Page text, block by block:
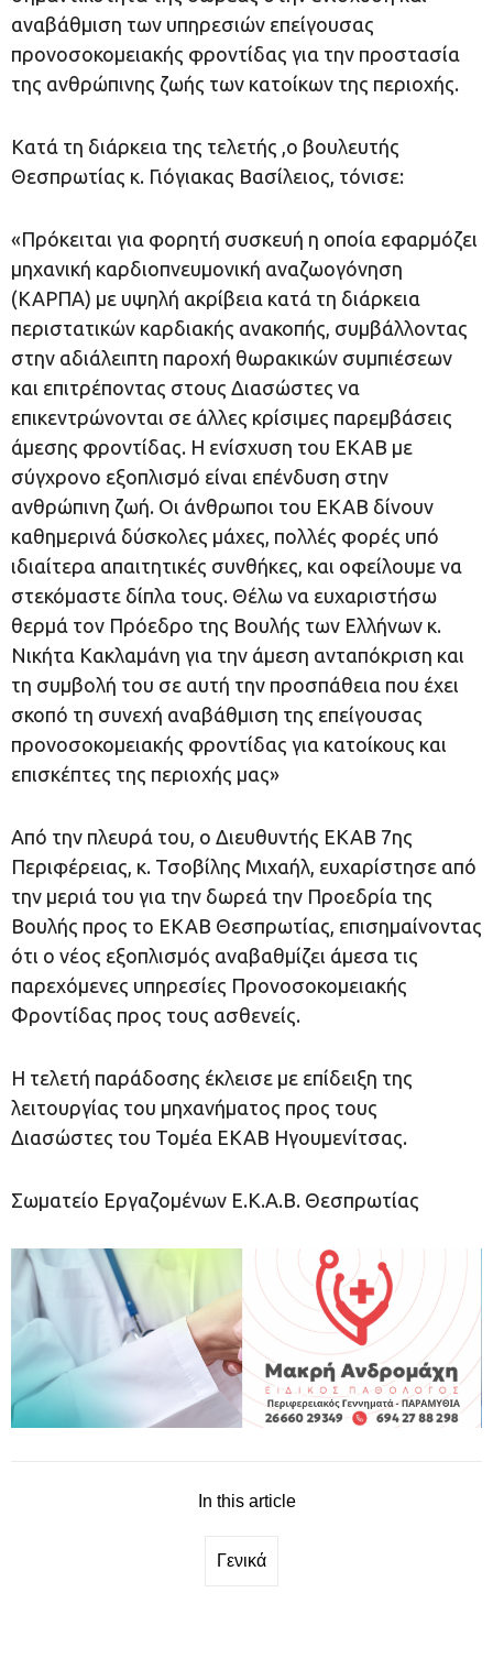
αναβάθμιση των υπηρεσιών επείγουσας
προνοσοκομειακής φροντίδας για την προστασία
της ανθρώπινης ζωής των κατοίκων της περιοχής.
Κατά τη διάρκεια της τελετής ,ο βουλευτής
Θεσπρωτίας κ. Γιόγιακας Βασίλειος, τόνισε:
«Πρόκειται για φορητή συσκευή η οποία εφαρμόζει
μηχανική καρδιοπνευμονική αναζωογόνηση
(ΚΑΡΠΑ) με υψηλή ακρίβεια κατά τη διάρκεια
περιστατικών καρδιακής ανακοπής, συμβάλλοντας
στην αδιάλειπτη παροχή θωρακικών συμπιέσεων
και επιτρέποντας στους Διασώστες να
επικεντρώνονται σε άλλες κρίσιμες παρεμβάσεις
άμεσης φροντίδας. Η ενίσχυση του ΕΚΑΒ με
σύγχρονο εξοπλισμό είναι επένδυση στην
ανθρώπινη ζωή. Οι άνθρωποι του ΕΚΑΒ δίνουν
καθημερινά δύσκολες μάχες, πολλές φορές υπό
ιδιαίτερα απαιτητικές συνθήκες, και οφείλουμε να
στεκόμαστε δίπλα τους. Θέλω να ευχαριστήσω
θερμά τον Πρόεδρο της Βουλής των Ελλήνων κ.
Νικήτα Κακλαμάνη για την άμεση ανταπόκριση και
τη συμβολή του σε αυτή την προσπάθεια που έχει
σκοπό τη συνεχή αναβάθμιση της επείγουσας
προνοσοκομειακής φροντίδας για κατοίκους και
επισκέπτες της περιοχής μας»
Από την πλευρά του, ο Διευθυντής ΕΚΑΒ 7ης
Περιφέρειας, κ. Τσοβίλης Μιχαήλ, ευχαρίστησε από
την μεριά του για την δωρεά την Προεδρία της
Βουλής προς το ΕΚΑΒ Θεσπρωτίας, επισημαίνοντας
ότι ο νέος εξοπλισμός αναβαθμίζει άμεσα τις
παρεχόμενες υπηρεσίες Προνοσοκομειακής
Φροντίδας προς τους ασθενείς.
Η τελετή παράδοσης έκλεισε με επίδειξη της
λειτουργίας του μηχανήματος προς τους
Διασώστες του Τομέα ΕΚΑΒ Ηγουμενίτσας.
Σωματείο Εργαζομένων Ε.Κ.Α.Β. Θεσπρωτίας
In this article
Γενικά